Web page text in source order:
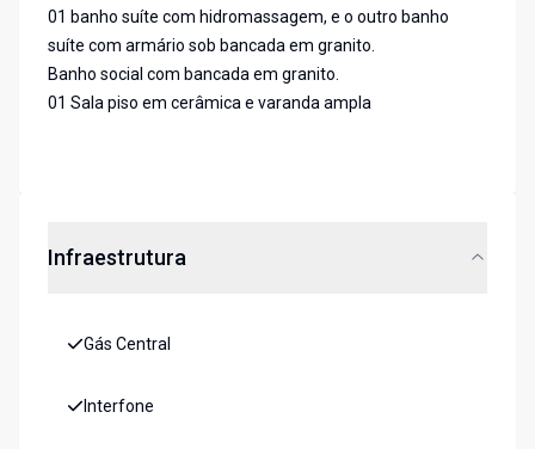
01 banho suíte com hidromassagem, e o outro banho
suíte com armário sob bancada em granito.
Banho social com bancada em granito.
01 Sala piso em cerâmica e varanda ampla
Infraestrutura
Gás Central
Interfone